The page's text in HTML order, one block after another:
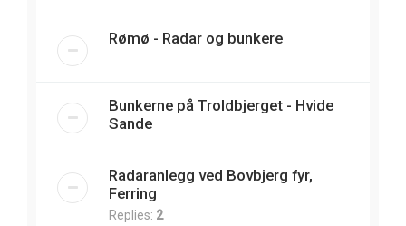
Rømø - Radar og bunkere
Bunkerne på Troldbjerget - Hvide
Sande
Radaranlegg ved Bovbjerg fyr,
Ferring
Replies: 2